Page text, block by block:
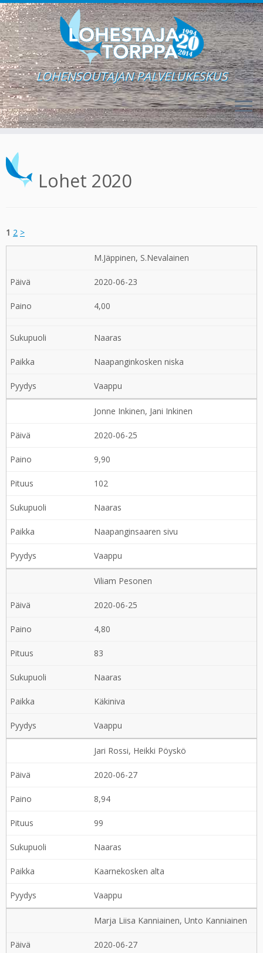
content
LOHENSOUTAJAN PALVELUKESKUS
Lohet 2020
1 2 >
M.Jäppinen, S.Nevalainen
2020-06-23
4,00
Naaras
Naapanginkosken niska
Vaappu
Jonne Inkinen, Jani Inkinen
2020-06-25
9,90
102
Naaras
Naapanginsaaren sivu
Vaappu
Viliam Pesonen
2020-06-25
4,80
83
Naaras
Käkiniva
Vaappu
Jari Rossi, Heikki Pöyskö
2020-06-27
8,94
99
Naaras
Kaarnekosken alta
Vaappu
Marja Liisa Kanniainen, Unto Kanniainen
2020-06-27